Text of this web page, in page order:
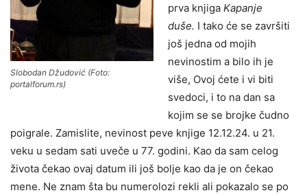
Slobodan Džudović (Foto:
portalforum.rs)
prva knjiga Kapanje
duše. I tako će se završiti
još jedna od mojih
nevinostim a bilo ih je
više, Ovoj ćete i vi biti
svedoci, i to na dan sa
kojim se se brojke čudno
poigrale. Zamislite, nevinost peve knjige 12.12.24. u 21.
veku u sedam sati uveče u 77. godini. Kao da sam celog
života čekao ovaj datum ili još bolje kao da je on čekao
mene. Ne znam šta bu numerolozi rekli ali pokazalo se po